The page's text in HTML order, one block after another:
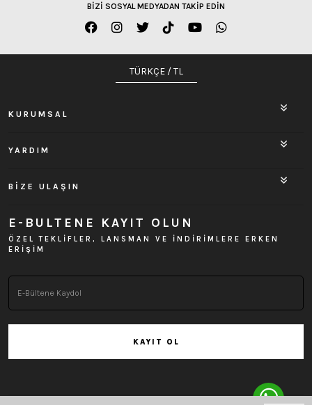
BİZİ SOSYAL MEDYADAN TAKİP EDİN
TÜRKÇE / TL
KURUMSAL
YARDIM
BİZE ULAŞIN
E-BULTENE KAYIT OLUN
ÖZEL TEKLİFLER, LANSMAN VE İNDİRİMLERE ERKEN
ERİŞİM
KAYIT OL